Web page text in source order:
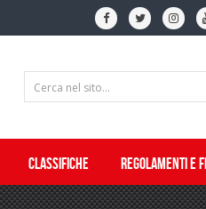
CLASSIFICHE REGOLAMENTI E